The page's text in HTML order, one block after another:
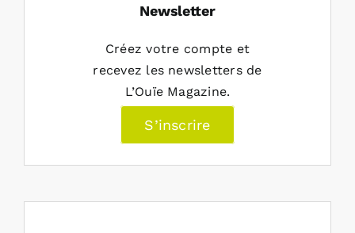
Newsletter
Créez votre compte et
recevez les newsletters de
L’Ouïe Magazine.
S’inscrire